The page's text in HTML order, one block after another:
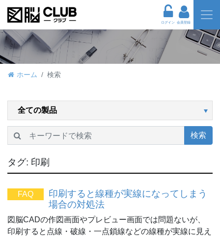
ログイン 会員登録
ホーム 検索
検索
タグ: 印刷
FAQ
印刷すると線種が実線になってしまう
場合の対処法
図脳CADの作図画面やプレビュー画面では問題ないが、
印刷すると点線・破線・一点鎖線などの線種が実線に見え